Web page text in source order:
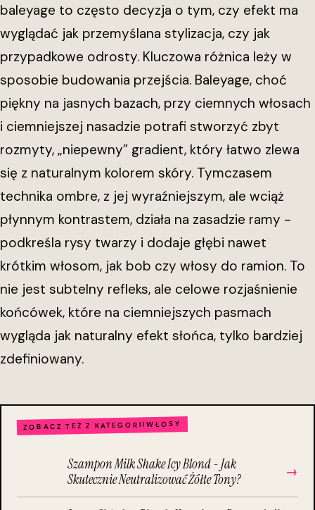
baleyage to często decyzja o tym, czy efekt ma
wyglądać jak przemyślana stylizacja, czy jak
przypadkowe odrosty. Kluczowa różnica leży w
sposobie budowania przejścia. Baleyage, choć
piękny na jasnych bazach, przy ciemnych włosach
i ciemniejszej nasadzie potrafi stworzyć zbyt
rozmyty, „niepewny” gradient, który łatwo zlewa
się z naturalnym kolorem skóry. Tymczasem
technika ombre, z jej wyraźniejszym, ale wciąż
płynnym kontrastem, działa na zasadzie ramy -
podkreśla rysy twarzy i dodaje głębi nawet
krótkim włosom, jak bob czy włosy do ramion. To
nie jest subtelny refleks, ale celowe rozjaśnienie
końcówek, które na ciemniejszych pasmach
wygląda jak naturalny efekt słońca, tylko bardziej
zdefiniowany.
ZOBACZ TEŻ Z KATEGORIIWŁOSY
Szampon Milk Shake Icy Blond - Jak
Skutecznie Neutralizować Żółte Tony?
→